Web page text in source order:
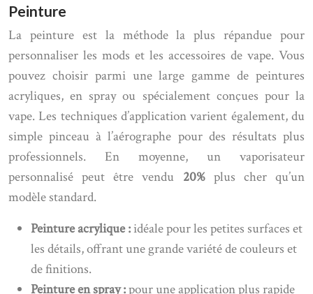
Peinture
La peinture est la méthode la plus répandue pour
personnaliser les mods et les accessoires de vape. Vous
pouvez choisir parmi une large gamme de peintures
acryliques, en spray ou spécialement conçues pour la
vape. Les techniques d’application varient également, du
simple pinceau à l’aérographe pour des résultats plus
professionnels. En moyenne, un vaporisateur
personnalisé peut être vendu 20% plus cher qu’un
modèle standard.
Peinture acrylique :idéale pour les petites surfaces et
les détails, offrant une grande variété de couleurs et
de finitions.
Peinture en spray :pour une application plus rapide